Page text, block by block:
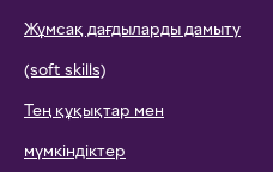
Жұмсақ дағдыларды дамыту
(soft skills)
Тең құқықтар мен
мүмкіндіктер